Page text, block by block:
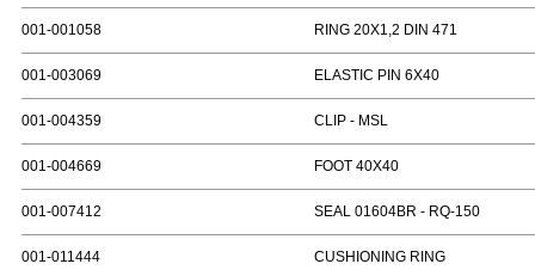
001-001058 RING 20X1,2 DIN 471
001-003069 ELASTIC PIN 6X40
001-004359 CLIP - MSL
001-004669 FOOT 40X40
001-007412 SEAL 01604BR - RQ-150
001-011444 CUSHIONING RING